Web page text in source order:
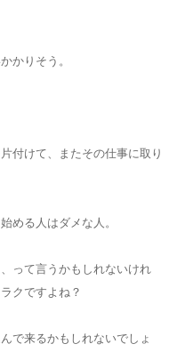
かりそう。
付けて、またその仕事に取り
める人はダメな人。
って言うかもしれないけれ
クですよね？
で来るかもしれないでしょ